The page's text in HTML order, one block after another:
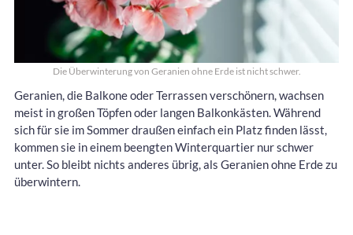
Die Überwinterung von Geranien ohne Erde ist nicht schwer.
Geranien, die Balkone oder Terrassen verschönern, wachsen
meist in großen Töpfen oder langen Balkonkästen. Während
sich für sie im Sommer draußen einfach ein Platz finden lässt,
kommen sie in einem beengten Winterquartier nur schwer
unter. So bleibt nichts anderes übrig, als Geranien ohne Erde zu
überwintern.